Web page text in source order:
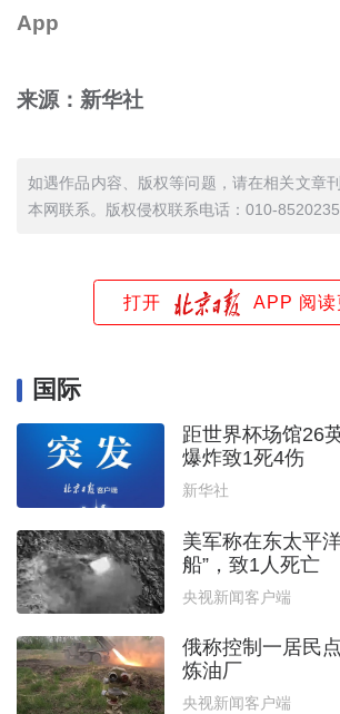
App
来源：新华社
如遇作品内容、版权等问题，请在相关文章
本网联系。版权侵权联系电话：010-
打开 APP 阅读
国际
距世界杯场馆26
爆炸致1死4伤
新华社
美军称在东太平
船”，致1人死亡
央视新闻客户端
俄称控制一居民
炼油厂
央视新闻客户端